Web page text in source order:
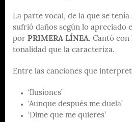
La parte vocal, de la que se
sufrió daños según lo apreciado
por PRIMERA LÍNEA. Cantó con
tonalidad que la caracteriza.
Entre las canciones que
‘Ilusiones’
‘Aunque después me duela’
‘Dime que me quieres’